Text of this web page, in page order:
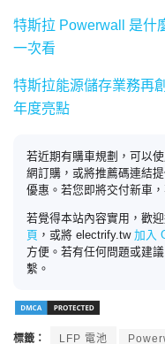
特斯拉 Powerwall 是什
一次看
特斯拉能源儲存業務再
年度亮點
若近期有購車規劃，可以使
網訂購，或將推薦碼連結
優惠。若您即將交付新車
若覺得本站內容實用，歡
頁 ，或將 electrify.tw 加入
方便。若有任何問題或建
繫。
標籤： LFP 電池